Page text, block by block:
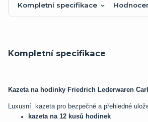
Kompletní specifikace
Kompletní specifikace
Kazeta na hodinky Friedrich Lederwaren
Luxusní kazeta pro bezpečné a přehledné
kazeta na 12 kusů hodinek